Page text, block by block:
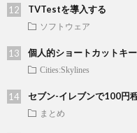
TVTestを導入する
ソフトウェア
個人的ショートカットキ
Cities:Skylines
セブン-イレブンで100円
まとめ